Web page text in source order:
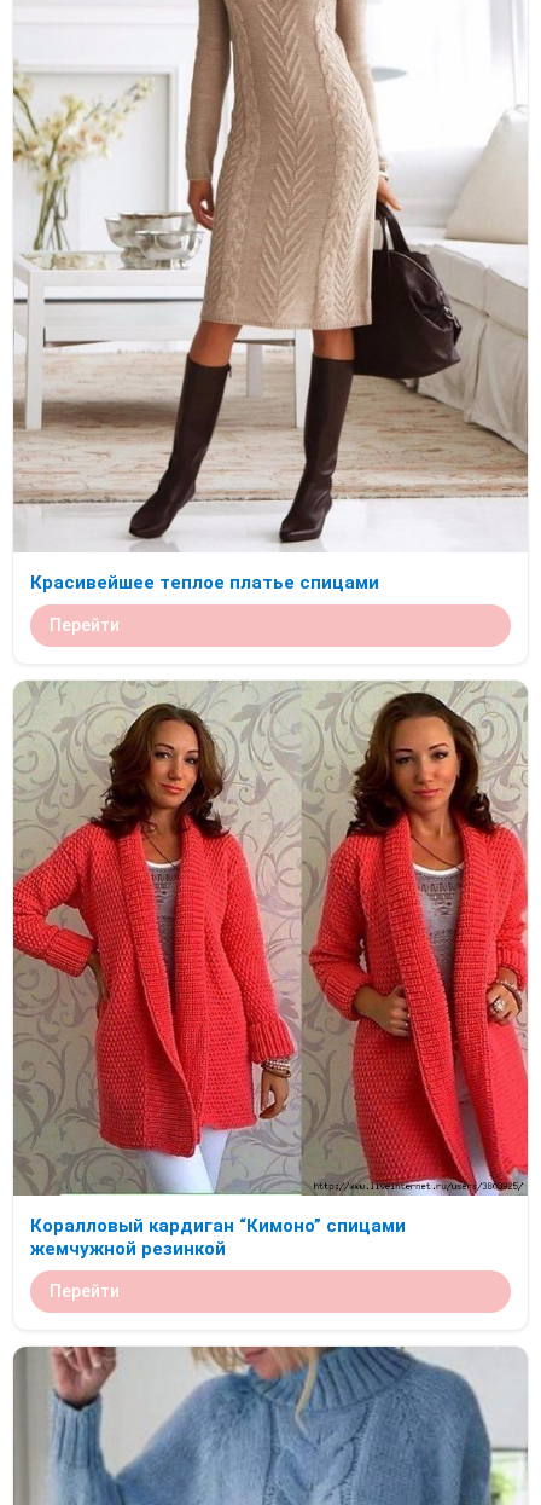
Красивейшее теплое платье спицами
Перейти
Коралловый кардиган “Кимоно” спицами
жемчужной резинкой
Перейти